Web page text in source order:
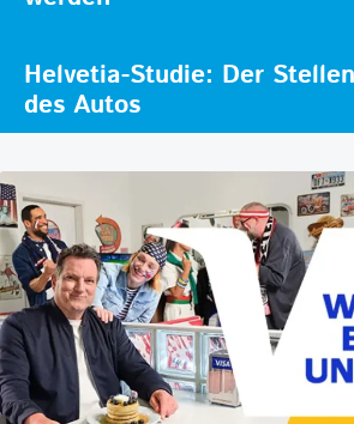
Helvetia-Studie: Der
des Autos